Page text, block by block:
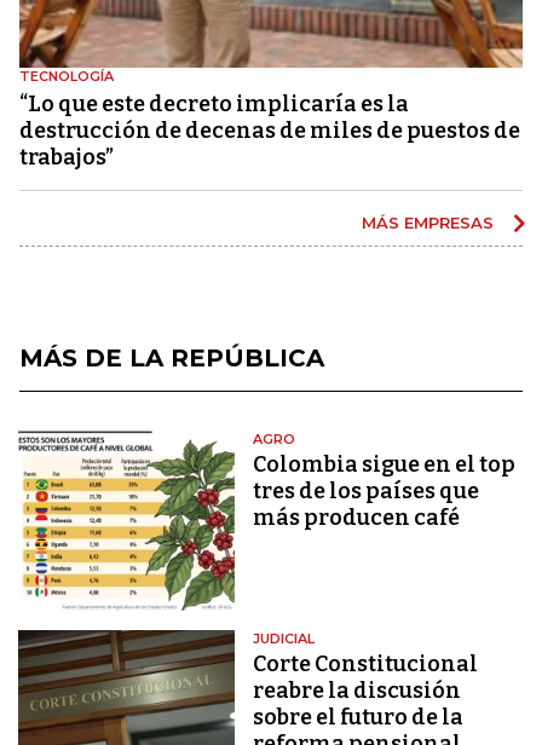
TECNOLOGÍA
“Lo que este decreto implicaría es la
destrucción de decenas de miles de puestos de
trabajos”
MÁS EMPRESAS
MÁS DE LA REPÚBLICA
AGRO
Colombia sigue en el top
tres de los países que
más producen café
JUDICIAL
Corte Constitucional
reabre la discusión
sobre el futuro de la